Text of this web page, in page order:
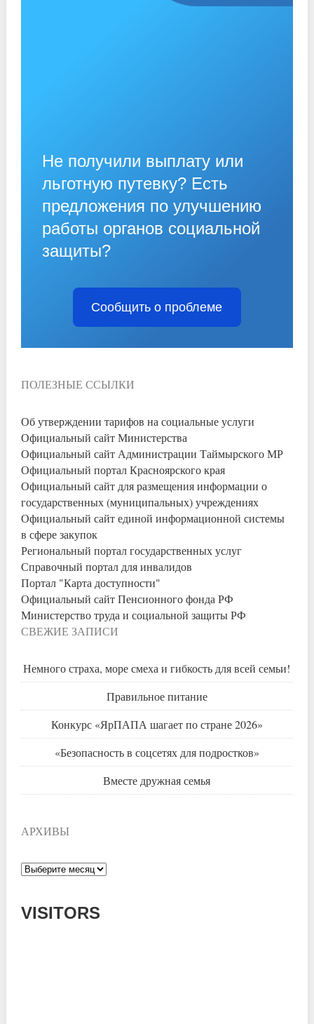
Не получили выплату или
льготную путевку? Есть
предложения по улучшению
работы органов социальной
защиты?
Сообщить о проблеме
ПОЛЕЗНЫЕ ССЫЛКИ
Об утверждении тарифов на социальные услуги
Официальный сайт Министерства
Официальный сайт Администрации Таймырского МР
Официальный портал Красноярского края
Официальный сайт для размещения информации о
государственных (муниципальных) учреждениях
Официальный сайт единой информационной системы
в сфере закупок
Региональный портал государственных услуг
Справочный портал для инвалидов
Портал "Карта доступности"
Официальный сайт Пенсионного фонда РФ
Министерство труда и социальной защиты РФ
СВЕЖИЕ ЗАПИСИ
Немного страха, море смеха и гибкость для всей семьи!
Правильное питание
Конкурс «ЯрПАПА шагает по стране 2026»
«Безопасность в соцсетях для подростков»
Вместе дружная семья
АРХИВЫ
Архивы
VISITORS